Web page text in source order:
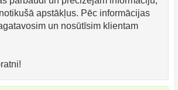
apstākļus. Pēc informācijas
un nosūtīsim klientam